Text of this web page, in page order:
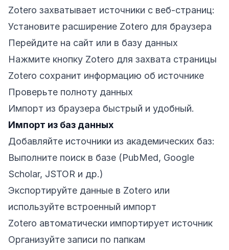
Zotero захватывает источники с веб-страниц:
Установите расширение Zotero для браузера
Перейдите на сайт или в базу данных
Нажмите кнопку Zotero для захвата страницы
Zotero сохранит информацию об источнике
Проверьте полноту данных
Импорт из браузера быстрый и удобный.
Импорт из баз данных
Добавляйте источники из академических баз:
Выполните поиск в базе (PubMed, Google
Scholar, JSTOR и др.)
Экспортируйте данные в Zotero или
используйте встроенный импорт
Zotero автоматически импортирует источник
Организуйте записи по папкам